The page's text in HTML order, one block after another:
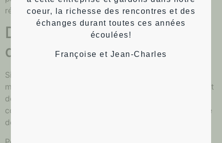
réinitialisation.
Durées de stockage de vos
données
Si vous laissez un commentaire, le commentaire et ses
métadonnées sont conservés indéfiniment. Cela permet
de reconnaître et approuver automatiquement les
commentaires suivants au lieu de les laisser dans la file
de modération.
coeur, la richesse des rencontres et des
échanges durant toutes ces années
écoulées!
Françoise et Jean-Charles